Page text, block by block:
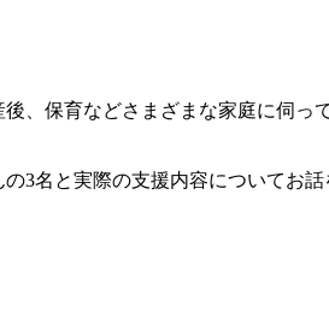
、保育などさまざまな家庭に伺
3名と実際の支援内容についてお話